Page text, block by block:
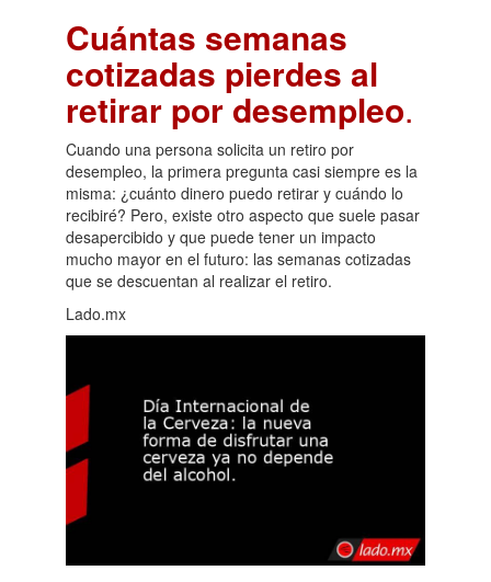
Cuántas semanas
cotizadas pierdes al
retirar por desempleo.
Cuando una persona solicita un retiro por
desempleo, la primera pregunta casi siempre es la
misma: ¿cuánto dinero puedo retirar y cuándo lo
recibiré? Pero, existe otro aspecto que suele pasar
desapercibido y que puede tener un impacto
mucho mayor en el futuro: las semanas cotizadas
que se descuentan al realizar el retiro.
Lado.mx